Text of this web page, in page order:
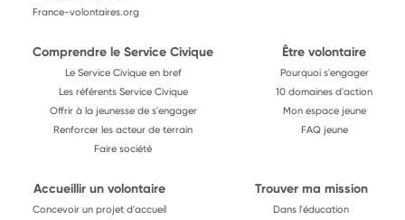
France-volontaires.org
Comprendre le Service Civique
Le Service Civique en bref
Les référents Service Civique
Offrir à la jeunesse de s'engager
Renforcer les acteur de terrain
Faire société
Être volontaire
Pourquoi s'engager
10 domaines d'action
Mon espace jeune
FAQ jeune
Accueillir un volontaire
Concevoir un projet d'accueil
Trouver ma mission
Dans l'éducation